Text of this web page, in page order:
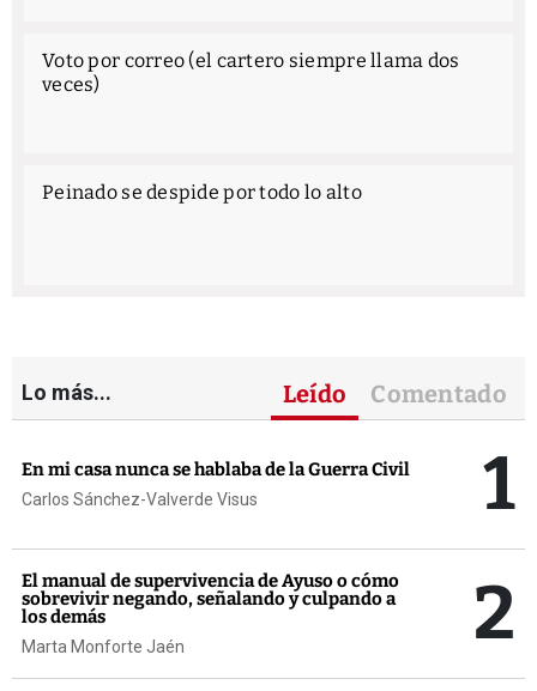
Voto por correo (el cartero siempre llama dos
veces)
Peinado se despide por todo lo alto
Lo más... Leído Comentado
En mi casa nunca se hablaba de la Guerra Civil
Carlos Sánchez-Valverde Visus 1
El manual de supervivencia de Ayuso o cómo
sobrevivir negando, señalando y culpando a
los demás
Marta Monforte Jaén 2